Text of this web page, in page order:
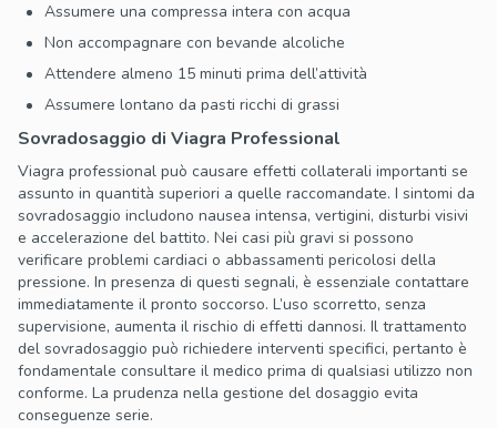
Assumere una compressa intera con acqua
Non accompagnare con bevande alcoliche
Attendere almeno 15 minuti prima dell’attività
Assumere lontano da pasti ricchi di grassi
Sovradosaggio di Viagra Professional
Viagra professional può causare effetti collaterali importanti se
assunto in quantità superiori a quelle raccomandate. I sintomi da
sovradosaggio includono nausea intensa, vertigini, disturbi visivi
e accelerazione del battito. Nei casi più gravi si possono
verificare problemi cardiaci o abbassamenti pericolosi della
pressione. In presenza di questi segnali, è essenziale contattare
immediatamente il pronto soccorso. L’uso scorretto, senza
supervisione, aumenta il rischio di effetti dannosi. Il trattamento
del sovradosaggio può richiedere interventi specifici, pertanto è
fondamentale consultare il medico prima di qualsiasi utilizzo non
conforme. La prudenza nella gestione del dosaggio evita
conseguenze serie.